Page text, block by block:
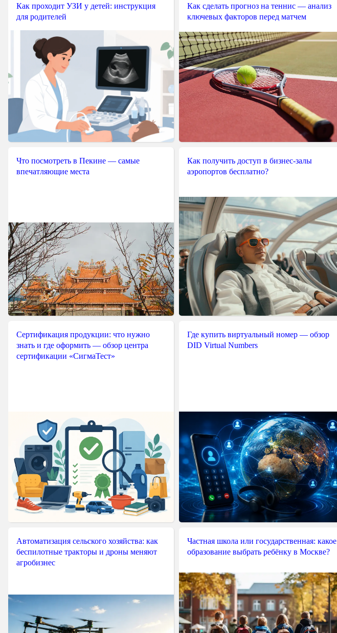
Как проходит УЗИ у детей: инструкция
для родителей
Как сделать прогноз на теннис — анализ
ключевых факторов перед матчем
Что посмотреть в Пекине — самые
впечатляющие места
Как получить доступ в бизнес-залы
аэропортов бесплатно?
Сертификация продукции: что нужно
знать и где оформить — обзор центра
сертификации «СигмаТест»
Где купить виртуальный номер — обзор
DID Virtual Numbers
Автоматизация сельского хозяйства: как
беспилотные тракторы и дроны меняют
агробизнес
Частная школа или государственная: какое
образование выбрать ребёнку в Москве?